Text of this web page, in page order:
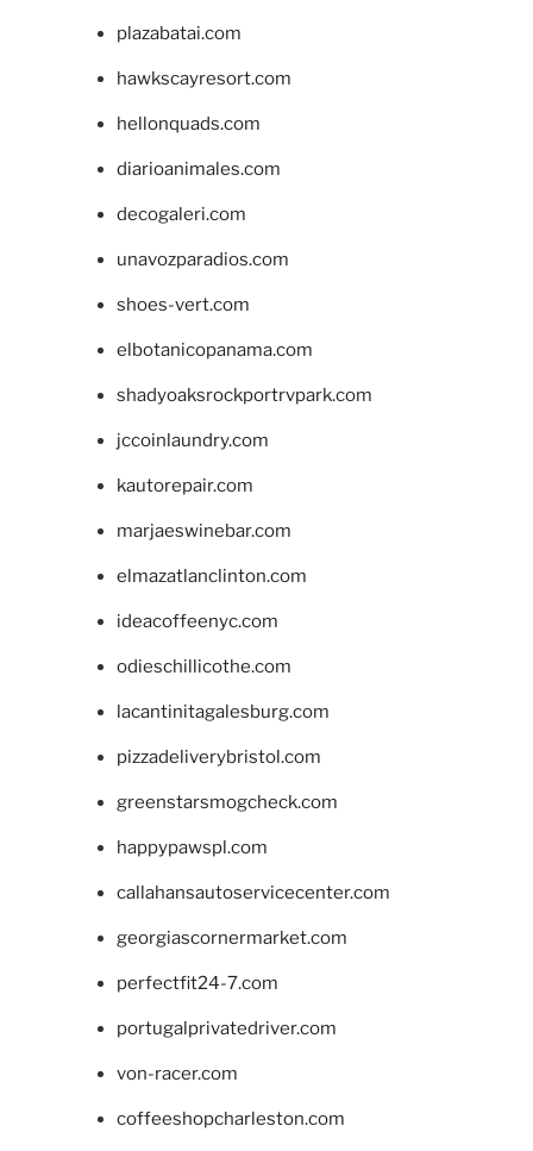
plazabatai.com
hawkscayresort.com
hellonquads.com
diarioanimales.com
decogaleri.com
unavozparadios.com
shoes-vert.com
elbotanicopanama.com
shadyoaksrockportrvpark.com
jccoinlaundry.com
kautorepair.com
marjaeswinebar.com
elmazatlanclinton.com
ideacoffeenyc.com
odieschillicothe.com
lacantinitagalesburg.com
pizzadeliverybristol.com
greenstarsmogcheck.com
happypawspl.com
callahansautoservicecenter.com
georgiascornermarket.com
perfectfit24-7.com
portugalprivatedriver.com
von-racer.com
coffeeshopcharleston.com